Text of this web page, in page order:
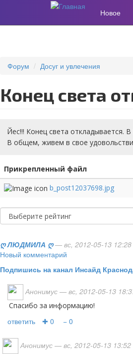
Новое
Форум Досуг и увлечения
Конец света
Йес!!! Конец света откладывается.
В общем, живем в свое
Прикрепленный файл
b_post12037698.jpg
ღ ЛЮДМИЛА ღ— вс, 2012-05-13 12:28
Новый комментарий
Подпишись на канал Инсайд
Анонимус — вс, 2012-05-13
Спасибо за информацию!
ответить ✚ 0 − 0
Анонимус — вс, 2012-05-13 13:52